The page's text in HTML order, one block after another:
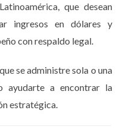
convertir una
financiero a largo
se ha vuelto una
valor del
que desean
ingresos en dólares y
con respaldo legal.
se administre sola o una
ayudarte a encontrar la
estratégica.